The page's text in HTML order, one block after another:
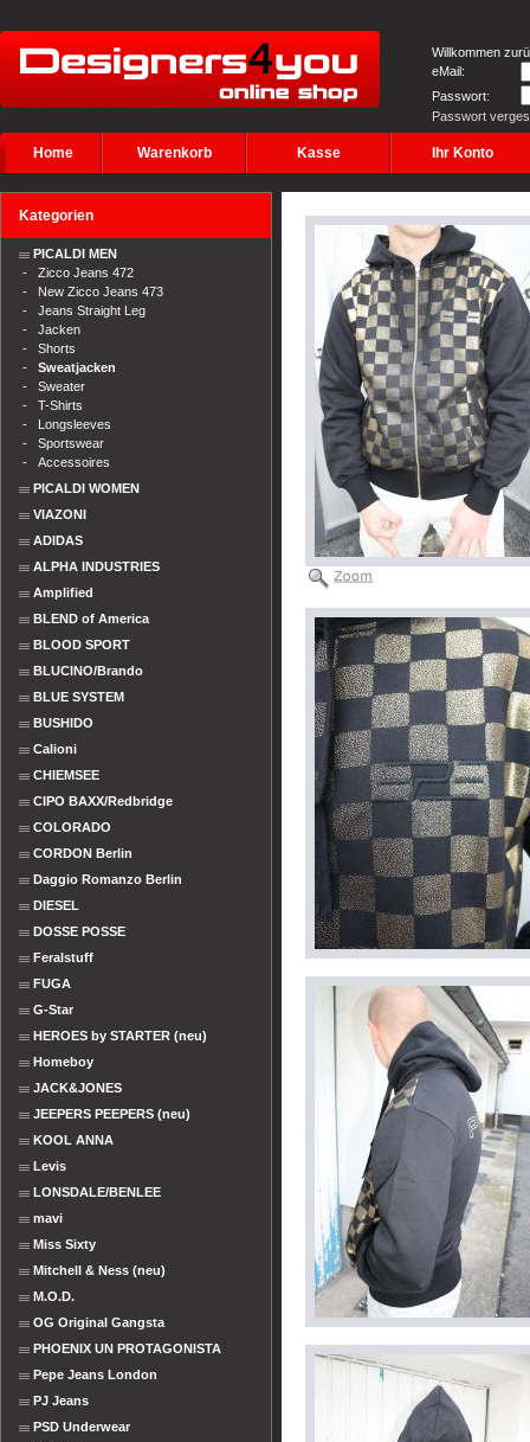
Willkommen
eMail:
Passwort:
Passwort
Home Warenkorb Kasse Ihr Konto
Kategorien
PICALDI MEN
- Zicco Jeans 472
- New Zicco Jeans 473
- Jeans Straight Leg
- Jacken
- Shorts
- Sweatjacken
- Sweater
- T-Shirts
- Longsleeves
- Sportswear
- Accessoires
PICALDI WOMEN
VIAZONI
ADIDAS
ALPHA INDUSTRIES
Amplified
BLEND of America
BLOOD SPORT
BLUCINO/Brando
BLUE SYSTEM
BUSHIDO
Calioni
CHIEMSEE
CIPO BAXX/Redbridge
COLORADO
CORDON Berlin
Daggio Romanzo Berlin
DIESEL
DOSSE POSSE
Feralstuff
FUGA
G-Star
HEROES by STARTER (neu)
Homeboy
JACK&JONES
JEEPERS PEEPERS (neu)
KOOL ANNA
Levis
LONSDALE/BENLEE
mavi
Miss Sixty
Mitchell & Ness (neu)
M.O.D.
OG Original Gangsta
PHOENIX UN PROTAGONISTA
Pepe Jeans London
PJ Jeans
PSD Underwear